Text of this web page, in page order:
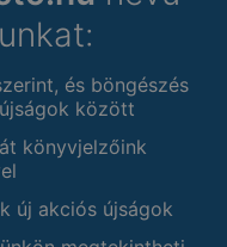
és böngészés
között
könyvjelzőink
új akciós újságok